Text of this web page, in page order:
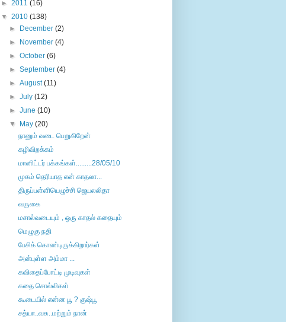
► 2011 (16)
▼ 2010 (138)
►
December(2)
►
November(4)
►October(6)
►September(4)
►August(11)
►July(12)
►June(10)
▼
May(20)
நானும் வடை பெறுகிறேன்
கழிவிறக்கம்
மானிட்டர் பக்கங்கள்.........28/05/10
முகம் தெரியாத என் காதலா...
திருப்பள்ளியெழுச்சி ஜெயலலிதா
வருகை
மசால்வடையும் , ஒரு காதல் கதையும்
மெழுகு நதி
பேசிக் கொண்டிருக்கிறார்கள்
அன்புள்ள அம்மா ...
கவிதைப்போட்டி முடிவுகள்
கதை சொல்லிகள்
கூடையில் என்ன பூ ? குஷ்பூ
சத்யா..வசு..மற்றும் நான்